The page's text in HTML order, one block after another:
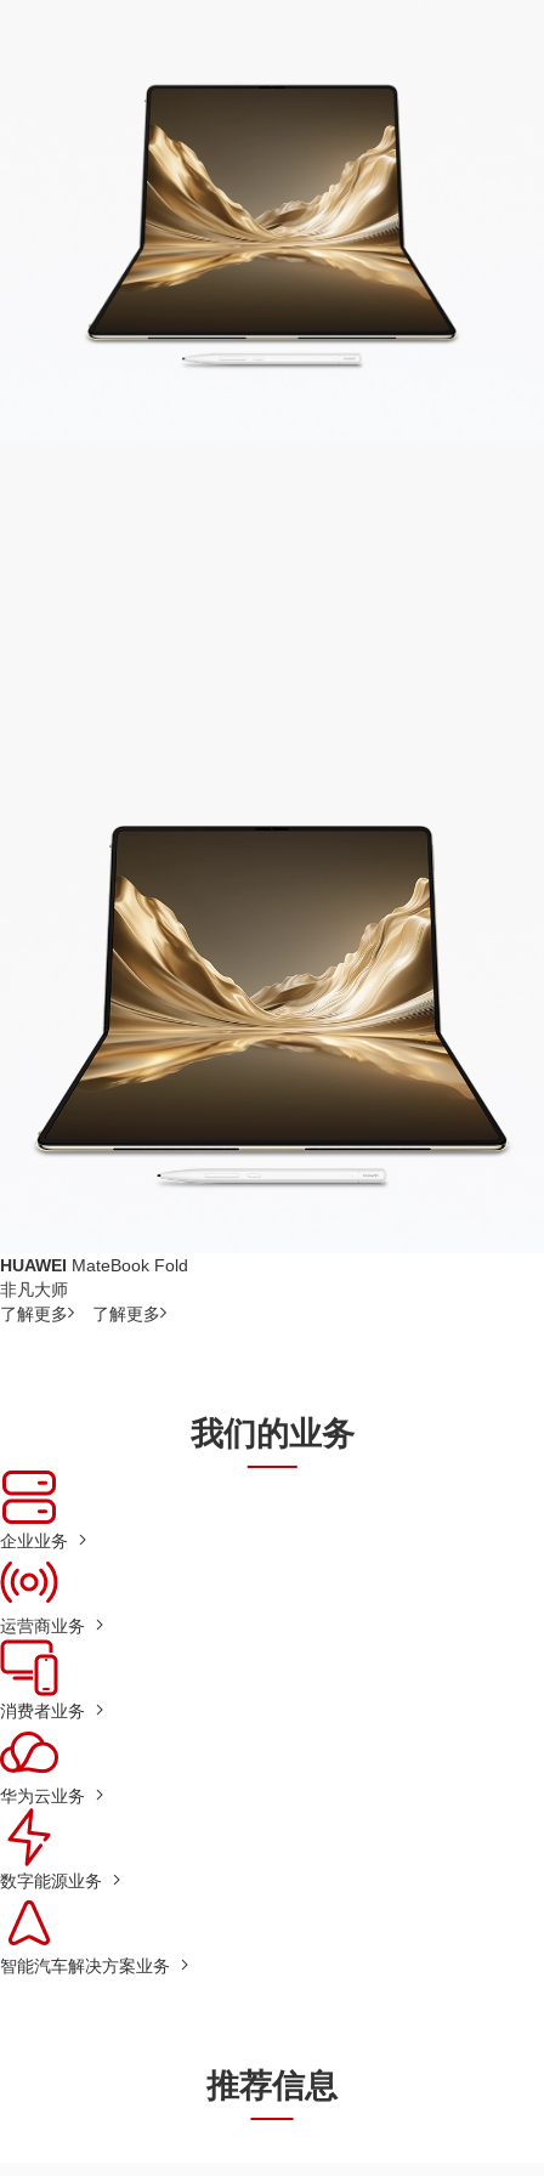
HUAWEI MateBook Fold
非凡大师
了解更多
了解更多
我们的业务
企业业务
运营商业务
消费者业务
华为云业务
数字能源业务
智能汽车解决方案业务
推荐信息